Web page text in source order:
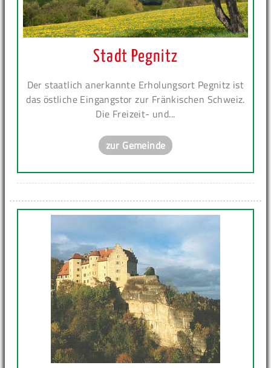
Stadt Pegnitz
Der staatlich anerkannte Erholungsort Pegnitz ist
das östliche Eingangstor zur Fränkischen Schweiz.
Die Freizeit- und...
zur Gemeinde